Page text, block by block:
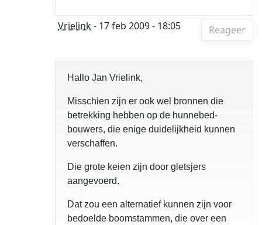
Reageer
Vrielink- 17 feb 2009 - 18:05
Hallo Jan Vrielink,
Misschien zijn er ook wel bronnen die
betrekking hebben op de hunnebed-
bouwers, die enige duidelijkheid kunnen
verschaffen.
Die grote keien zijn door gletsjers
aangevoerd.
Dat zou een alternatief kunnen zijn voor
bedoelde boomstammen, die over een